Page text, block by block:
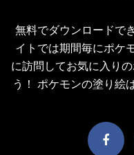
無料でダウンロードで
イトでは期間毎にポケ
に訪問してお気に入り
う！ ポケモンの塗り絵